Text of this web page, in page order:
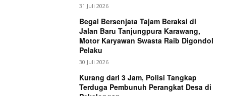
31 Juli 2026
Begal Bersenjata Tajam Beraksi di
Jalan Baru Tanjungpura Karawang,
Motor Karyawan Swasta Raib Digondol
Pelaku
30 Juli 2026
Kurang dari 3 Jam, Polisi Tangkap
Terduga Pembunuh Perangkat Desa di